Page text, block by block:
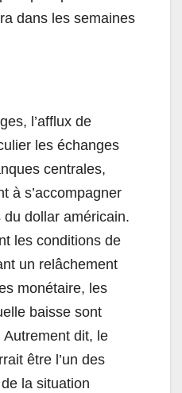
dans les semaines
l’afflux de
les échanges
centrales,
à s’accompagner
dollar américain.
les conditions de
un relâchement
monétaire, les
baisse sont
Autrement dit, le
être l’un des
la situation